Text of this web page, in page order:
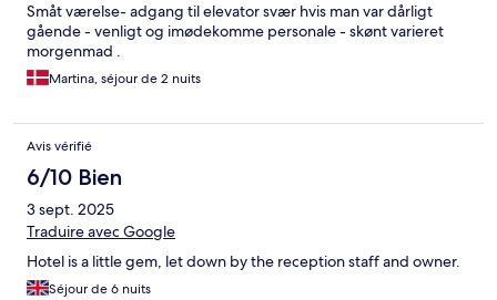
Småt værelse- adgang til elevator svær hvis man var dårligt
gående - venligt og imødekomme personale - skønt varieret
morgenmad .
Martina, séjour de 2 nuits
Avis vérifié
6/10 Bien
3 sept. 2025
Traduire avec Google
Hotel is a little gem, let down by the reception staff and owner.
Séjour de 6 nuits